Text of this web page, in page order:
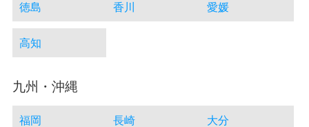
徳島 香川 愛媛
高知
九州・沖縄
福岡 長崎 大分